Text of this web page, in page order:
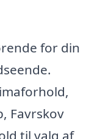
for din
Favrskov
til valg af